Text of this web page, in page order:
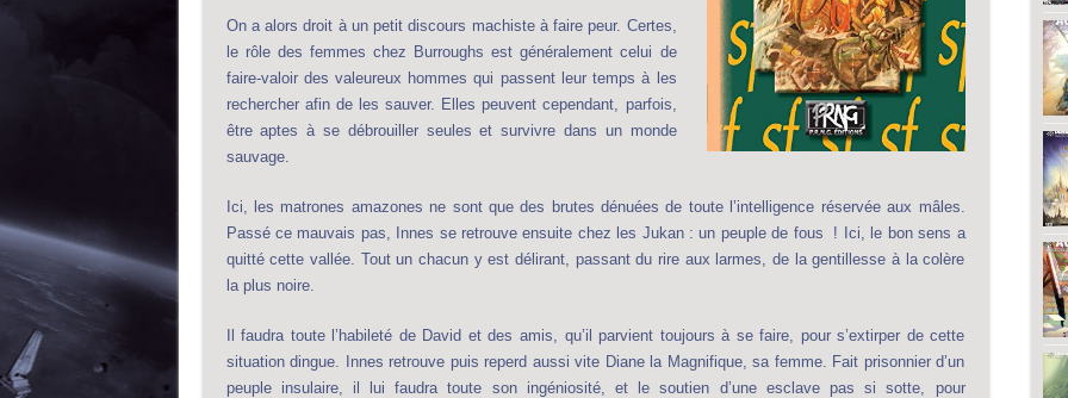
On a alors droit à un petit discours machiste à faire peur. Certes,
le rôle des femmes chez Burroughs est généralement celui de
faire-valoir des valeureux hommes qui passent leur temps à les
rechercher afin de les sauver. Elles peuvent cependant, parfois,
être aptes à se débrouiller seules et survivre dans un monde
sauvage.
Ici, les matrones amazones ne sont que des brutes dénuées de toute l’intelligence réservée aux mâles.
Passé ce mauvais pas, Innes se retrouve ensuite chez les Jukan : un peuple de fous ! Ici, le bon sens a
quitté cette vallée. Tout un chacun y est délirant, passant du rire aux larmes, de la gentillesse à la colère
la plus noire.
Il faudra toute l’habileté de David et des amis, qu’il parvient toujours à se faire, pour s’extirper de cette
situation dingue. Innes retrouve puis reperd aussi vite Diane la Magnifique, sa femme. Fait prisonnier d’un
peuple insulaire, il lui faudra toute son ingéniosité, et le soutien d’une esclave pas si sotte, pour